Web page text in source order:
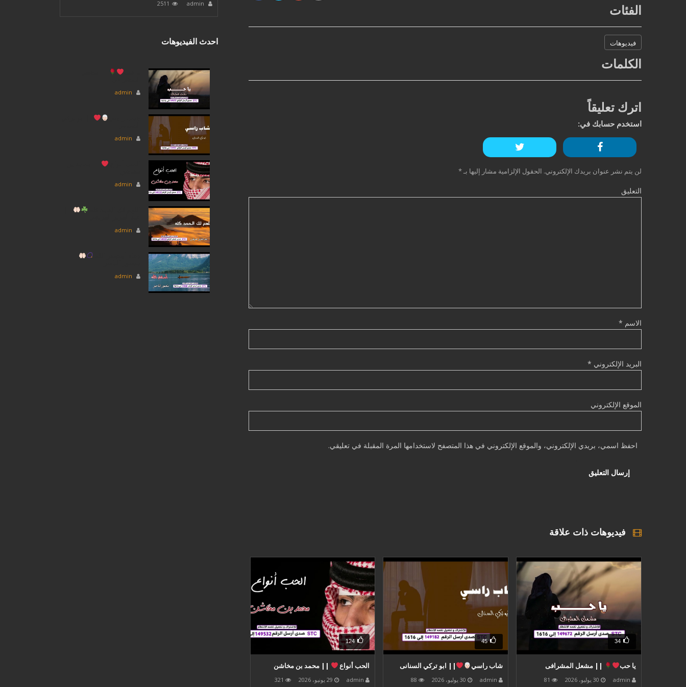
الفئات
فيديوهات
الكلمات
اترك تعليقاً
استخدم حسابك في:
لن يتم نشر عنوان بريدك الإلكتروني. الحقول الإلزامية مشار إليها بـ*
التعليق
الاسم *
البريد الإلكتروني *
الموقع الإلكتروني
احفظ اسمي، بريدي الإلكتروني، والموقع الإلكتروني في هذا المتصفح لاستخدامها المرة المقبلة في تعليقي.
فيديوهات ذات علاقة
34
يا حب || مشعل المشرافى
admin 30 يوليو، 2026 81
45
شاب راسي || ابو تركي السنانى
admin 30 يوليو، 2026 88
124
الحب أنواع || محمد بن مخاشن
admin 29 يونيو، 2026 321
admin
2511
احدث الفيديوهات
admin
admin
admin
admin
admin